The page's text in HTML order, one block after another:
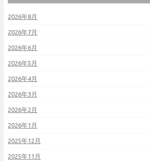
2026年8月
2026年7月
2026年6月
2026年5月
2026年4月
2026年3月
2026年2月
2026年1月
2025年12月
2025年11月